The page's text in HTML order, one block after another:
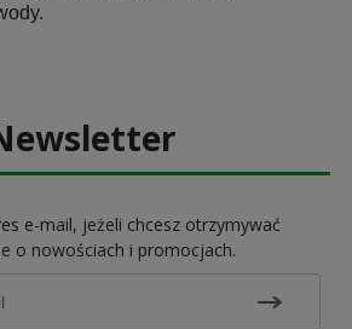
e-mail, jeżeli chcesz otrzymywać
o nowościach i promocjach.